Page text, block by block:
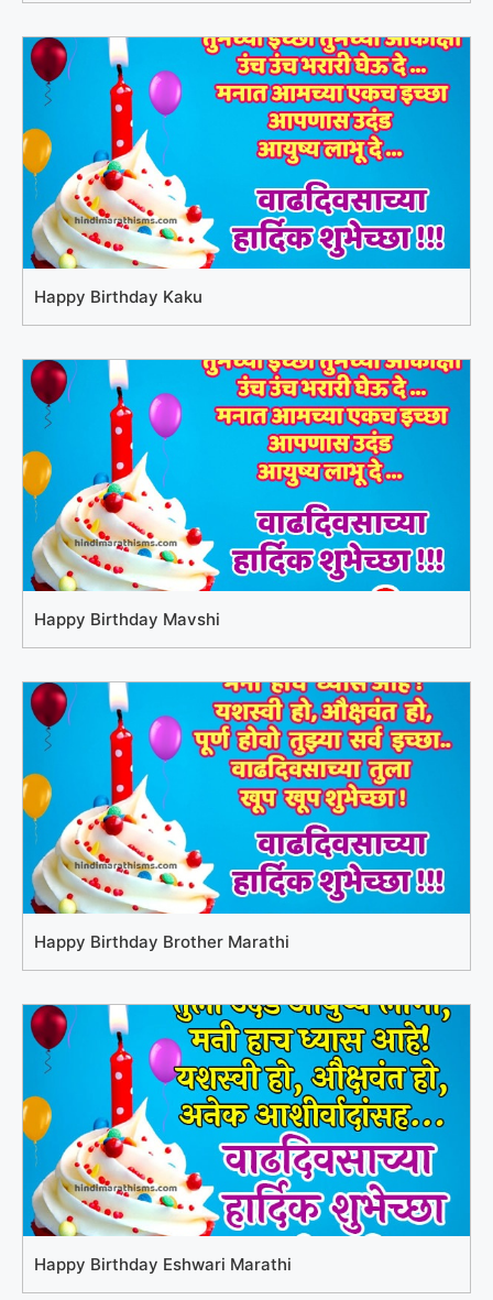
Happy Birthday Kaku
Happy Birthday Mavshi
Happy Birthday Brother Marathi
Happy Birthday Eshwari Marathi